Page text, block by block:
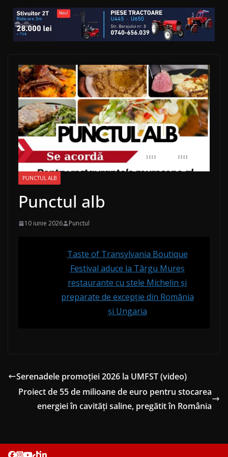
PUNCTUL ALB
Punctul alb
10 iunie 2026 Punctul
Taste of Transylvania Boutique
Festival aduce la Târgu Mureș
restaurante cu stele Michelin și
preparate de excepție din România
și Ungaria
Serenadele promoției 2026 la UMFST (video)
Proiect de 55 de milioane de euro pentru stocarea
energiei în cavități saline, pregătit în România